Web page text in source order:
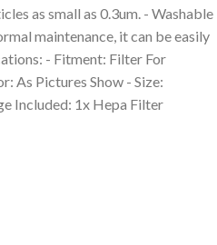
as small as 0.3um. - Washable
maintenance, it can be easily
- Fitment: Filter For
As Pictures Show - Size:
Included: 1x Hepa Filter